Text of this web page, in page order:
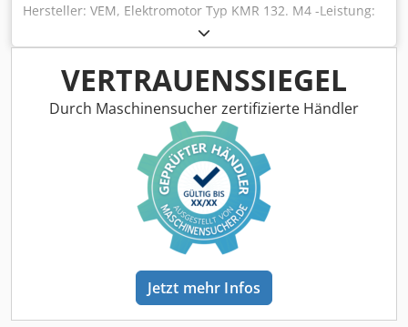
Hersteller: VEM, Elektromotor Typ KMR 132. M4 -Leistung:
11 kW -Drehzahl: 1440 U/min -Spannung: 380 V -Welle: Ø
38/80 mm -Bauform: B5 -Schutzart: IP44 -Anzahl: 2x Motor
vorhanden -Preis: pro Stück Dedsia Rp Nepfx Abnswa -
Abmessungen: 525/288/H330 mm -Gewicht: 88 kg/St.
VERTRAUENSSIEGEL
Durch Maschinensucher zertifizierte Händler
Jetzt mehr Infos